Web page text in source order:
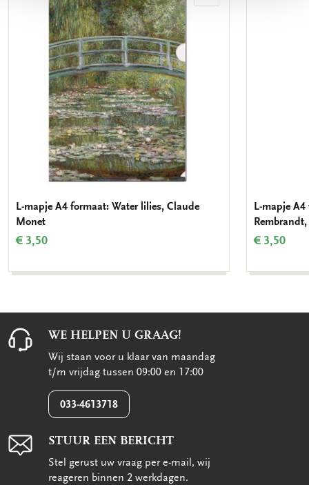
L-mapje A4 formaat: Water lilies, Claude
Monet
€ 3,50
L-mapje
€ 3,50
WE HELPEN U GRAAG!
Wij staan voor u klaar van maandag
t/m vrijdag tussen 09:00 en 17:00
033-4613718
STUUR EEN BERICHT
Stel gerust uw vraag per e-mail, wij
reageren binnen 2 werkdagen.